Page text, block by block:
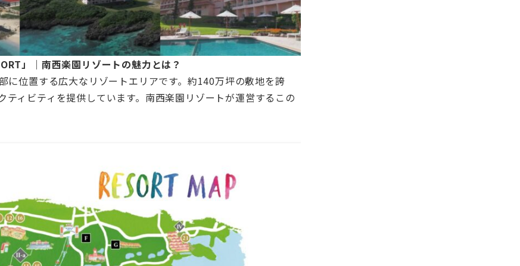
」｜南西楽園リゾートの魅力とは？
に位置する広大なリゾートエリアです。約140万坪の敷地を誇
ィビティを提供しています。南西楽園リゾートが運営するこの